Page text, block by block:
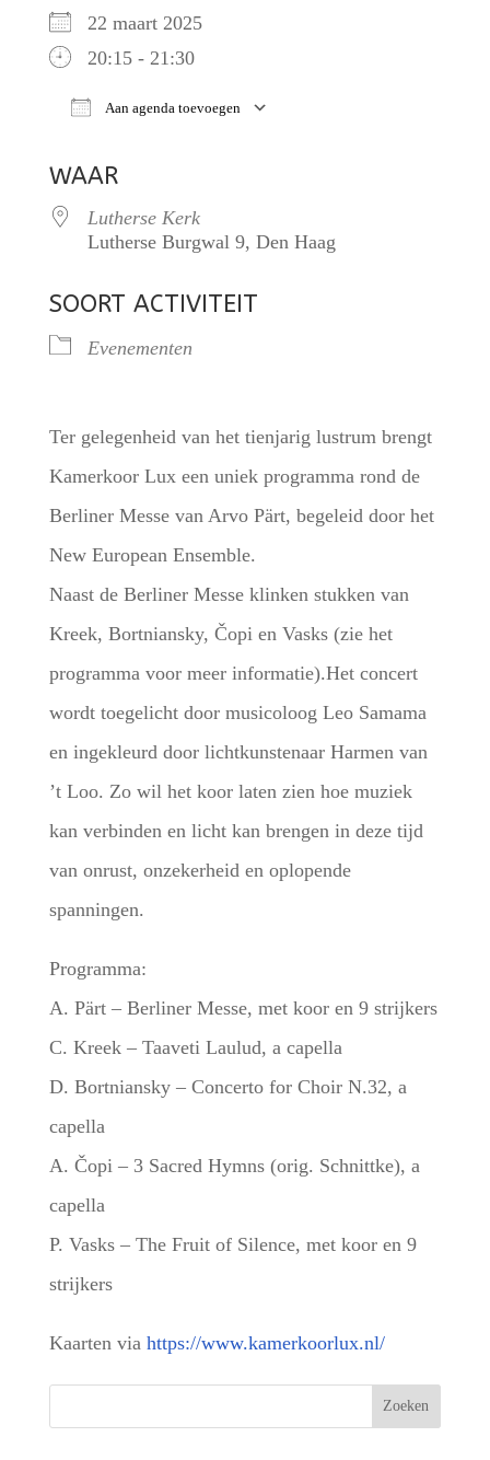
22 maart 2025
20:15 - 21:30
Aan agenda toevoegen
WAAR
Lutherse Kerk
Lutherse Burgwal 9, Den Haag
SOORT ACTIVITEIT
Evenementen
Ter gelegenheid van het tienjarig lustrum brengt
Kamerkoor Lux een uniek programma rond de
Berliner Messe van Arvo Pärt, begeleid door het
New European Ensemble.
Naast de Berliner Messe klinken stukken van
Kreek, Bortniansky, Čopi en Vasks (zie het
programma voor meer informatie).Het concert
wordt toegelicht door musicoloog Leo Samama
en ingekleurd door lichtkunstenaar Harmen van
’t Loo. Zo wil het koor laten zien hoe muziek
kan verbinden en licht kan brengen in deze tijd
van onrust, onzekerheid en oplopende
spanningen.
Programma:
A. Pärt – Berliner Messe, met koor en 9 strijkers
C. Kreek – Taaveti Laulud, a capella
D. Bortniansky – Concerto for Choir N.32, a
capella
A. Čopi – 3 Sacred Hymns (orig. Schnittke), a
capella
P. Vasks – The Fruit of Silence, met koor en 9
strijkers
Kaarten via https://www.kamerkoorlux.nl/